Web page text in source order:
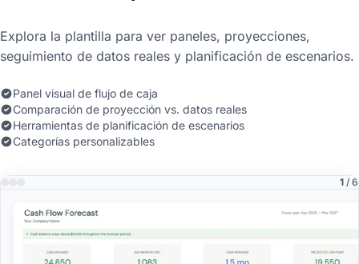
Explora la plantilla para ver paneles, proyecciones,
seguimiento de datos reales y planificación de escenarios.
Panel visual de flujo de caja
Comparación de proyección vs. datos reales
Herramientas de planificación de escenarios
Categorías personalizables
1 / 6